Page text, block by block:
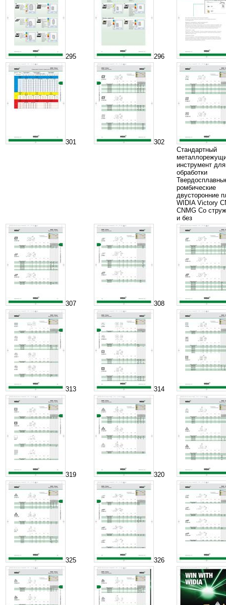
295 296
301
302
Стандартный
инструмент
обработки
ромбические
двусторонние
WIDIA Victory
CNMG Со
и без
307 308
313 314
319 320
325 326